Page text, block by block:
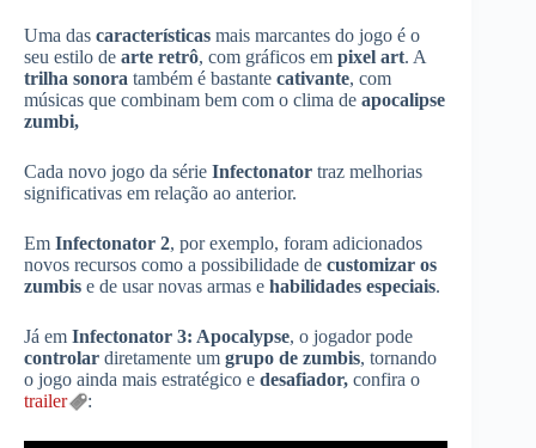
Uma das características mais marcantes do jogo é o
seu estilo de arte retrô, com gráficos em pixel art. A
trilha sonora também é bastante cativante, com
músicas que combinam bem com o clima de apocalipse
zumbi,
Cada novo jogo da série Infectonator traz melhorias
significativas em relação ao anterior.
Em Infectonator 2, por exemplo, foram adicionados
novos recursos como a possibilidade de customizar os
zumbis e de usar novas armas e habilidades especiais.
Já em Infectonator 3: Apocalypse, o jogador pode
controlar diretamente um grupo de zumbis, tornando
o jogo ainda mais estratégico e desafiador, confira o
trailer
: